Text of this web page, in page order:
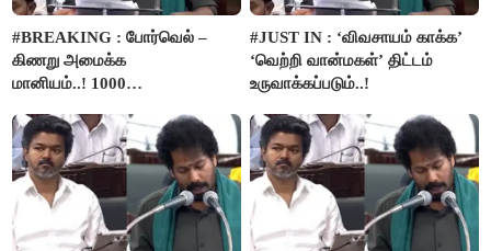
#BREAKING : போர்வெல் –
கிணறு அமைக்க
மானியம்..! 1000
பம்புசெட் வழங்கப்படும்..!
#JUST IN : ‘விவசாயம் காக்க’
‘வெற்றி வான்மகள்’ திட்டம்
உருவாக்கப்படும்..!